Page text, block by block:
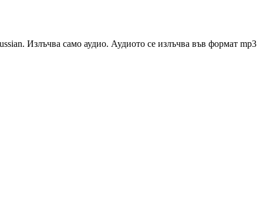
Излъчва само аудио. Аудиото се излъчва във формат mp3